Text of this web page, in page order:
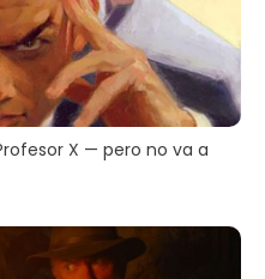
X — pero no va a